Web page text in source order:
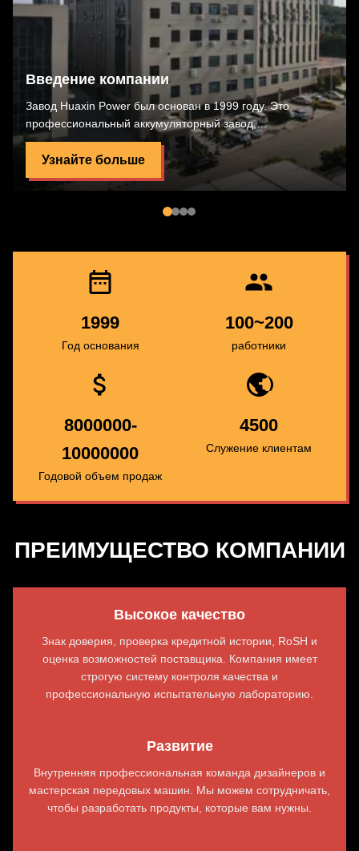
Введение компании
Завод Huaxin Power был основан в 1999 году. Это
профессиональный аккумуляторный завод,
объединяющий исследования и разработки,
производство, изготовление и логистику.
Узнайте больше
1999
Год основания
100~200
работники
8000000-
10000000
Годовой объем продаж
4500
Служение клиентам
ПРЕИМУЩЕСТВО КОМПАНИИ
Высокое качество
Знак доверия, проверка кредитной истории, RoSH и
оценка возможностей поставщика. Компания имеет
строгую систему контроля качества и
профессиональную испытательную лабораторию.
Развитие
Внутренняя профессиональная команда дизайнеров и
мастерская передовых машин. Мы можем сотрудничать,
чтобы разработать продукты, которые вам нужны.